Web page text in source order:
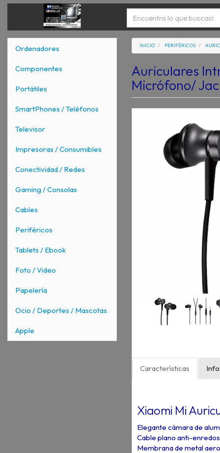
Ordenadores
Componentes
Portátiles
SmartPhones / Teléfonos
Televisor
Impresoras / Consumibles
Conectividad / Redes
Gaming / Consolas
Cables
Periféricos
Tablets / Ebook
Foto / Video
Papelería
Ocio / Deportes / Mascotas
Apple
INICIO PERIFÉRICOS
Auriculares
Micrófono/
Características
Xiaomi Mi
Elegante cámara de
Cable plano anti-enredos
Membrana de metal